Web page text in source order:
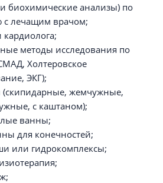
биохимические анализы) по
с лечащим врачом;
кардиолога;
методы исследования по
Холтеровское
ЭКГ);
жемчужные,
с каштаном);
ванны;
для конечностей;
или гидрокомплексы;